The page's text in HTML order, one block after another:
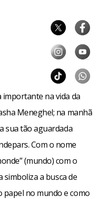
importante na vida da
Meneghel; na manhã
sua tão aguardada
Com o nome
(mundo) com o
simboliza a busca de
papel no mundo e como